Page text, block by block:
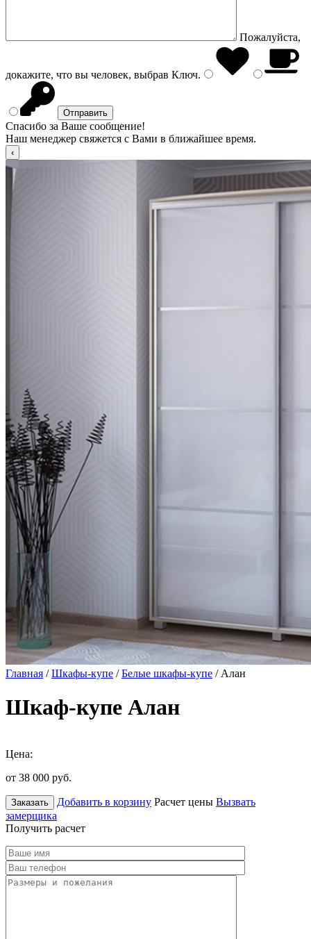
Пожалуйста,
докажите, что вы человек, выбрав Ключ.
Спасибо за Ваше сообщение!
Наш менеджер свяжется с Вами в ближайшее время.
Главная /Шкафы-купе /Белые шкафы-купе / Алан
Шкаф-купе Алан
Цена:
от 38 000 руб.
Заказать Добавить в корзину Расчет цены Вызвать
замерщика
Получить расчет